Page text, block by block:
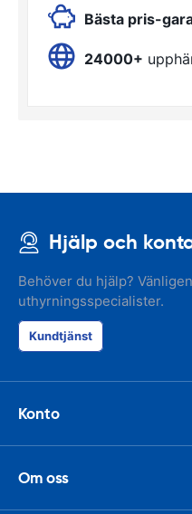
Bästa pris-
24000+
Hjälp och
Behöver du hjälp?
uthyrningsspecialister.
Kundtjänst
Konto
Om oss